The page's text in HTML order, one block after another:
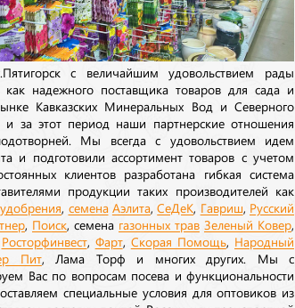
с величайшим удовольствием рады
как надежного поставщика товаров для сада и
Кавказских Минеральных Вод и Северного
и за этот период наши партнерские отношения
Мы всегда с удовольствием идем
и подготовили ассортимент товаров с учетом
клиентов разработана гибкая система
продукции таких производителей как
удобрения семена Аэлита,СеДеК Гавриш Русский
Поиск , семена газонных трав Зеленый Ковер
Росторфинвест, Фарт, Скорая Помощь Народный
Пит, Лама Торф и многих других. Мы с
Вас по вопросам посева и функциональности
специальные условия для оптовиков из